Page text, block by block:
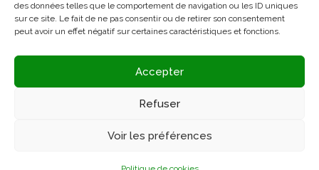
des données telles que le comportement de navigation ou les ID uniques
sur ce site. Le fait de ne pas consentir ou de retirer son consentement
peut avoir un effet négatif sur certaines caractéristiques et fonctions.
Accepter
Refuser
Voir les préférences
nouvel
onglet